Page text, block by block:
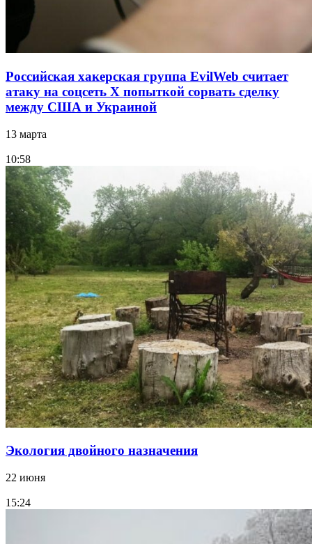
Российская хакерская группа EvilWeb считает
атаку на соцсеть Х попыткой сорвать сделку
между США и Украиной
13 марта
10:58
Экология двойного назначения
22 июня
15:24